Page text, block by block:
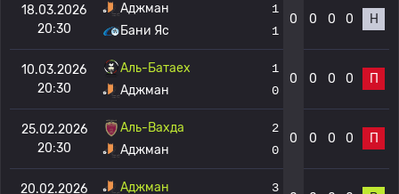
18.03.2026
20:30
Аджман
Бани Яс
1
1
0 0 0 0 Н
10.03.2026
20:30
Аль-Батаех
Аджман
1
0
0 0 0 0 П
25.02.2026
20:30
Аль-Вахда
Аджман
2
0
0 0 0 0 П
20.02.2026
Аджман
3